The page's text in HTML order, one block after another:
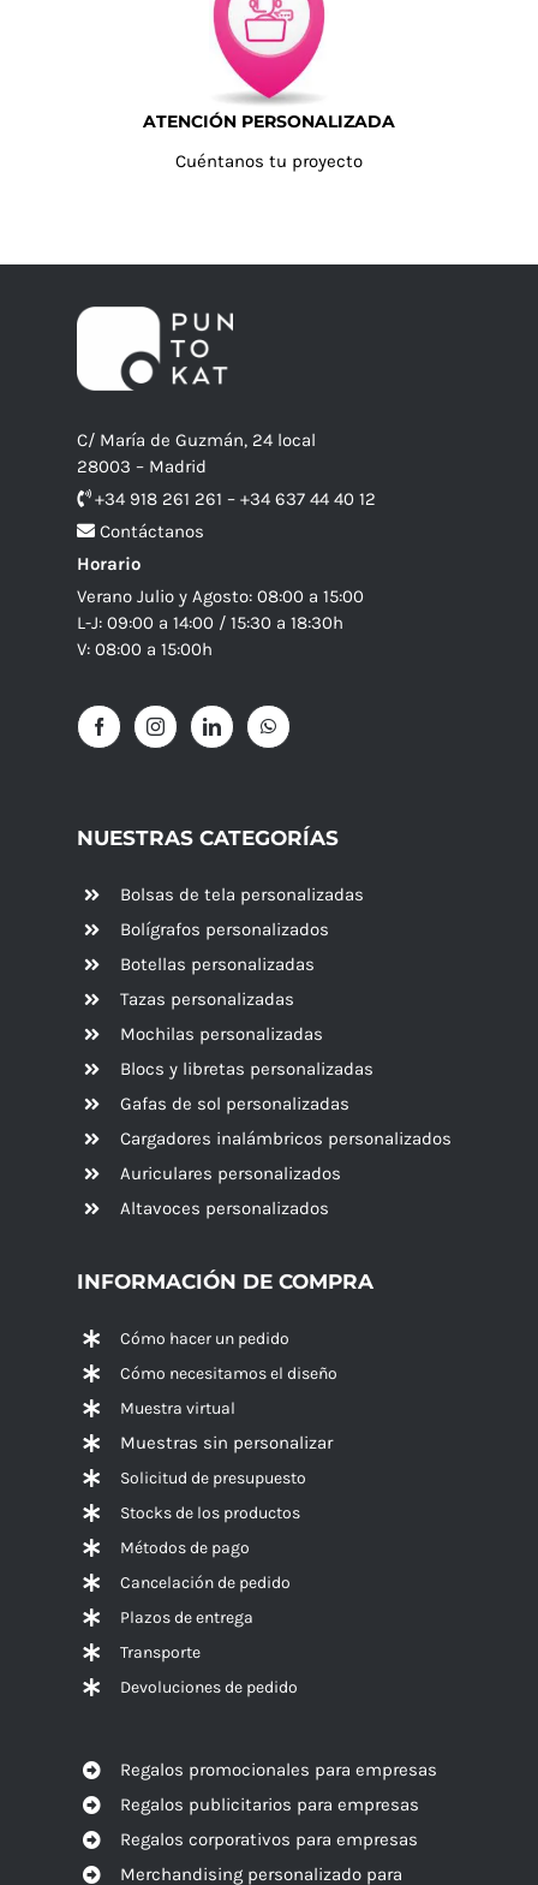
ATENCIÓN PERSONALIZADA
Cuéntanos tu proyecto
C/ María de Guzmán, 24 local
28003 – Madrid
+34 918 261 261 – +34 637 44 40 12
Contáctanos
Horario
Verano Julio y Agosto: 08:00 a 15:00
L-J: 09:00 a 14:00 / 15:30 a 18:30h
V: 08:00 a 15:00h
NUESTRAS CATEGORÍAS
Bolsas de tela personalizadas
Bolígrafos personalizados
Botellas personalizadas
Tazas personalizadas
Mochilas personalizadas
Blocs y libretas personalizadas
Gafas de sol personalizadas
Cargadores inalámbricos personalizados
Auriculares personalizados
Altavoces personalizados
INFORMACIÓN DE COMPRA
Cómo hacer un pedido
Cómo necesitamos el diseño
Muestra virtual
Muestras sin personalizar
Solicitud de presupuesto
Stocks de los productos
Métodos de pago
Cancelación de pedido
Plazos de entrega
Transporte
Devoluciones de pedido
Regalos promocionales para empresas
Regalos publicitarios para empresas
Regalos corporativos para empresas
Merchandising personalizado para